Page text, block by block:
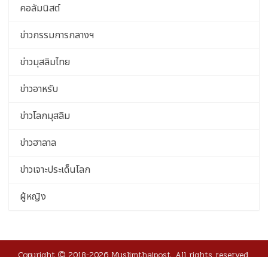
คอลัมนิสต์
ข่าวกรรมการกลางฯ
ข่าวมุสลิมไทย
ข่าวอาหรับ
ข่าวโลกมุสลิม
ข่าวฮาลาล
ข่าวเจาะประเด็นโลก
ผู้หญิง